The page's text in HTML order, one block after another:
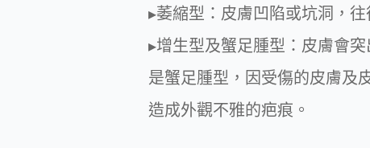
▸萎縮型：皮膚凹陷或坑洞，
▸增生型及蟹足腫型：皮膚會
是蟹足腫型，因受傷的皮膚及
造成外觀不雅的疤痕。